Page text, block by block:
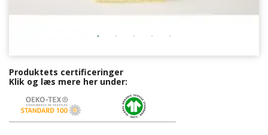
Produktets certificeringer
Klik og læs mere her under: